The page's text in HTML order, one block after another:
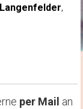
,
per Mail an